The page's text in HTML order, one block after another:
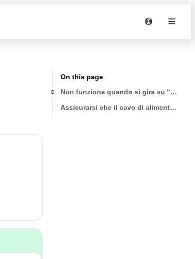
On this page
Non funziona quando si gira su "COOL".
Assicurarsi che il cavo di